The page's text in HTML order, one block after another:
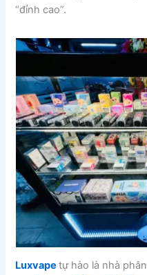
“đỉnh cao”.
Luxvapetự hào là nhà